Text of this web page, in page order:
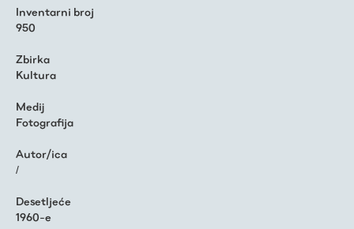
Inventarni broj
950
Zbirka
Kultura
Medij
Fotografija
Autor/ica
/
Desetljeće
1960-e